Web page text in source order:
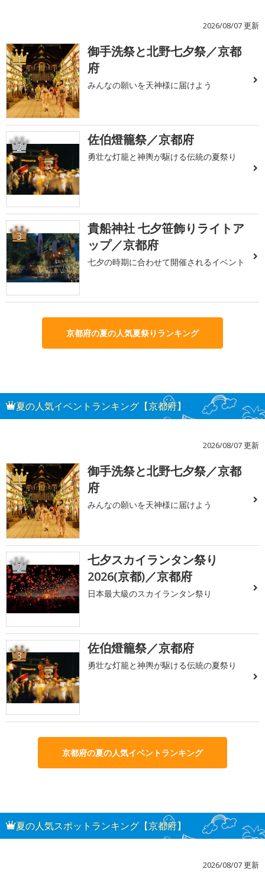
2026/08/07 更新
1
御手洗祭と北野七夕祭／京都
府
みんなの願いを天神様に届けよう
2 佐伯燈籠祭／京都府
勇壮な灯籠と神輿が駆ける伝統の夏祭り
3
貴船神社 七夕笹飾りライトア
ップ／京都府
七夕の時期に合わせて開催されるイベント
京都府の夏の人気夏祭りランキング
夏の人気イベントランキング【京都府】
2026/08/07 更新
1
御手洗祭と北野七夕祭／京都
府
みんなの願いを天神様に届けよう
2
七夕スカイランタン祭り
2026(京都)／京都府
日本最大級のスカイランタン祭り
3 佐伯燈籠祭／京都府
勇壮な灯籠と神輿が駆ける伝統の夏祭り
京都府の夏の人気イベントランキング
夏の人気スポットランキング【京都府】
2026/08/07 更新